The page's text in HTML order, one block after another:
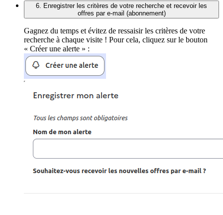
6. Enregistrer les critères de votre recherche et recevoir les
offres par e-mail (abonnement)
Gagnez du temps et évitez de ressaisir les critères de votre
recherche à chaque visite ! Pour cela, cliquez sur le bouton
« Créer une alerte » :